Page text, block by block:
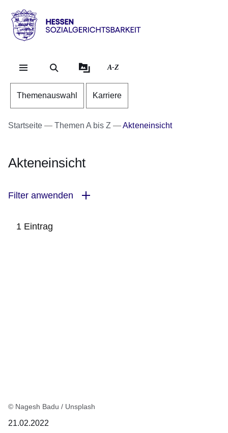
Direkt zum Kopf der
Direkt zum Inhalt
Direkt zum Fuß der
Hessen
Sozialgerichtsbarkeit
A-Z
Themenauswahl Karriere
Startseite Themen A bis Z Akteneinsicht
Akteneinsicht
Filter anwenden
1 Eintrag
© Nagesh Badu / Unsplash
21.02.2022